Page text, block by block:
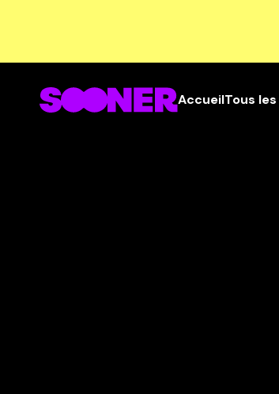
AccueilTous